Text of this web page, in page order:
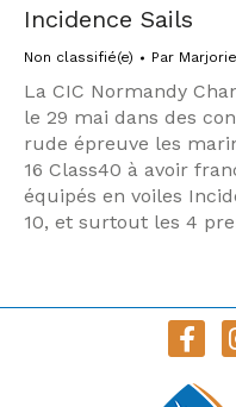
Incidence Sails
Non classifié(e) Par
La CIC Normandy
le 29 mai dans des
rude épreuve les
16 Class40 à avoir
équipés en voiles
10, et surtout les 4